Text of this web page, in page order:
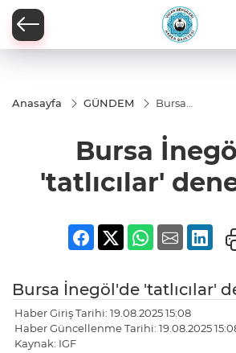
Anasayfa GÜNDEM
Bursa
denetimde
Bursa
'tatlıcılar'
Bursa İnegöl'de 'tatlıcılar'
Haber Giriş Tarihi: 19.08.2025 15:08
Haber Güncellenme Tarihi: 19.08.2025
Kaynak: IGF